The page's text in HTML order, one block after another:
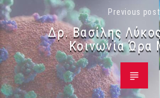
Previous post
Δρ. Βασίλης
Κοινωνία Ώρα